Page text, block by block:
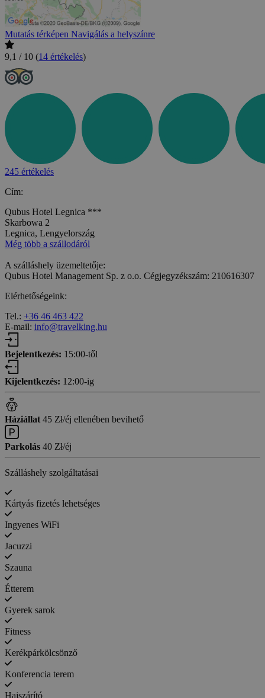
Mutatás térképen Navigálás a helyszínre
9,1 / 10 (14 értékelés)
245 értékelés
Cím:
Qubus Hotel Legnica ***
Skarbowa 2
Legnica, Lengyelország
Még több a szállodáról
A szálláshely üzemeltetője:
Qubus Hotel Management Sp. z o.o. Cégjegyzékszám: 210616307
Elérhetőségeink:
Tel.: +36 46 463 422
E-mail: info@travelking.hu
Bejelentkezés: 15:00-től
Kijelentkezés: 12:00-ig
Háziállat 45 Zł/éj ellenében bevihető
Parkolás 40 Zł/éj
Szálláshely szolgáltatásai
Kártyás fizetés lehetséges
Ingyenes WiFi
Jacuzzi
Szauna
Étterem
Gyerek sarok
Fitness
Kerékpárkölcsönző
Konferencia terem
Hajszárító